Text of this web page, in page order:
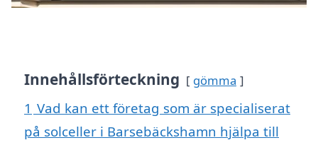
Innehållsförteckning gömma
1 Vad kan ett företag som är specialiserat
på solceller i Barsebäckshamn hjälpa till